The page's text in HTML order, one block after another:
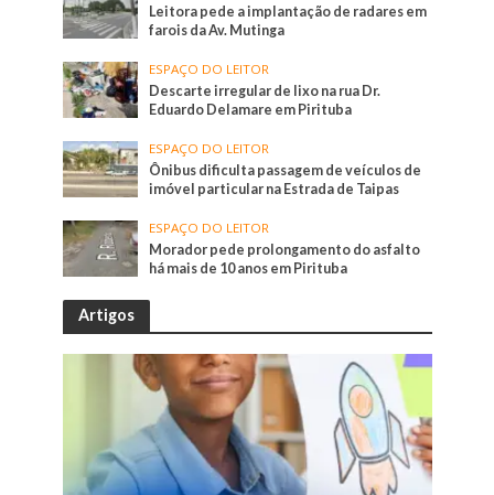
Leitora pede a implantação de radares em
farois da Av. Mutinga
ESPAÇO DO LEITOR
Descarte irregular de lixo na rua Dr.
Eduardo Delamare em Pirituba
ESPAÇO DO LEITOR
Ônibus dificulta passagem de veículos de
imóvel particular na Estrada de Taipas
ESPAÇO DO LEITOR
Morador pede prolongamento do asfalto
há mais de 10 anos em Pirituba
Artigos